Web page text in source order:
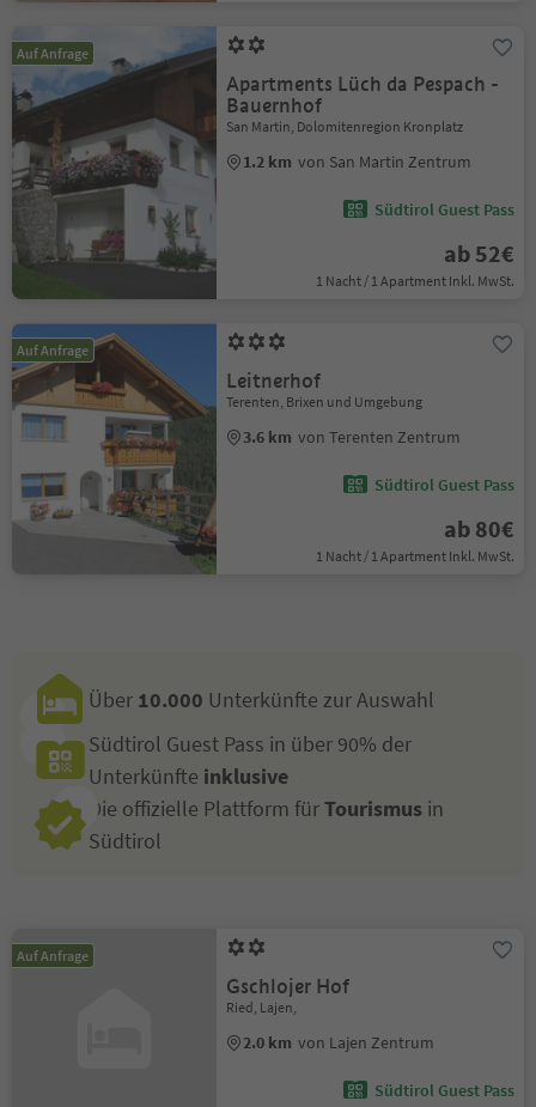
Auf Anfrage
Apartments Lüch da Pespach -
Bauernhof
San Martin, Dolomitenregion Kronplatz
1.2 km von San Martin Zentrum
Südtirol Guest Pass
ab 52€
1 Nacht / 1 Apartment Inkl. MwSt.
Auf Anfrage
Leitnerhof
Terenten, Brixen und Umgebung
3.6 km von Terenten Zentrum
Südtirol Guest Pass
ab 80€
1 Nacht / 1 Apartment Inkl. MwSt.
Über 10.000 Unterkünfte zur Auswahl
Südtirol Guest Pass in über 90% der
Unterkünfte inklusive
Die offizielle Plattform fürTourismus in
Südtirol
Auf Anfrage
Gschlojer Hof
Ried, Lajen,
2.0 km von Lajen Zentrum
Südtirol Guest Pass